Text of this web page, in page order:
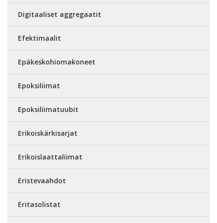
Digitaaliset aggregaatit
Efektimaalit
Epäkeskohiomakoneet
Epoksiliimat
Epoksiliimatuubit
Erikoiskärkisarjat
Erikoislaattaliimat
Eristevaahdot
Eritasolistat